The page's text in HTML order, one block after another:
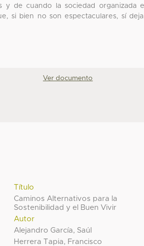
y de cuando la sociedad organizada
si bien no son espectaculares, sí
Ver documento
Título
Caminos Alternativos para la
Sostenibilidad y el Buen Vivir
Autor
Alejandro García, Saúl
Herrera Tapia, Francisco